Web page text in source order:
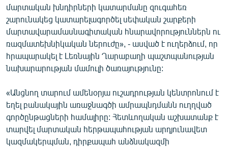
«Ազատության» բոլոր կայքերը
մարտական խնդիրների կատարմանը զուգահեռ
շարունակեց կատարելագործել սեփական շարքերի
մարտավարամասնագիտական հնարավորություններն ու
ռազմատեխնիկական ներուժը», - ասված է ուղերձում, որ
հրապարակել է Լեռնային Ղարաբաղի պաշտպանության
նախարարության մամուլի ծառայությունը:
«Անցնող տարում ամենօրյա ուշադրության կենտրոնում է
եղել բանակային առաջնագծի ամրապնդմանն ուղղված
գործընթացների համալիրը: Հետևողական աշխատանք է
տարվել մարտական հերթապահության արդյունավետ
կազմակերպման, դիրքապահ անձնակազմի